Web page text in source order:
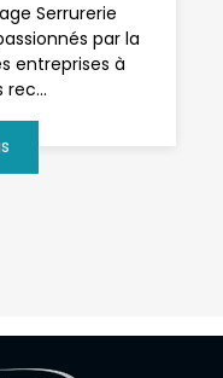
Serrurerie
par la
entreprises à
rec...